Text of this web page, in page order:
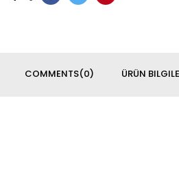
COMMENTS(0) ÜRÜN